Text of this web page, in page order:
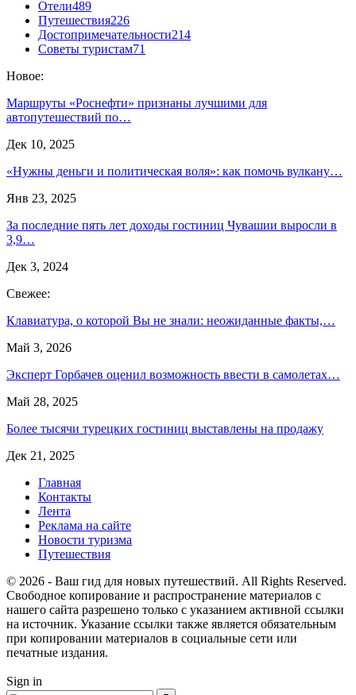
Отели489
Путешествия226
Достопримечательности214
Советы туристам71
Новое:
Маршруты «Роснефти» признаны лучшими для
автопутешествий по…
Дек 10, 2025
«Нужны деньги и политическая воля»: как помочь вулкану…
Янв 23, 2025
За последние пять лет доходы гостиниц Чувашии выросли в
3,9…
Дек 3, 2024
Свежее:
Клавиатура, о которой Вы не знали: неожиданные факты,…
Май 3, 2026
Эксперт Горбачев оценил возможность ввести в самолетах…
Май 28, 2025
Более тысячи турецких гостиниц выставлены на продажу
Дек 21, 2025
Главная
Контакты
Лента
Реклама на сайте
Новости туризма
Путешествия
© 2026 - Ваш гид для новых путешествий. All Rights Reserved.
Свободное копирование и распространение материалов с
нашего сайта разрешено только с указанием активной ссылки
на источник. Указание ссылки также является обязательным
при копировании материалов в социальные сети или
печатные издания.
Sign in